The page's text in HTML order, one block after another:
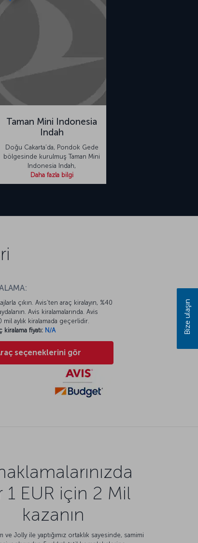
Taman Mini Indonesia
Indah
Doğu Cakarta’da, Pondok Gede
bölgesinde kurulmuş Taman Mini
Indonesia Indah,
Daha fazla bilgi
çıkın. Avis’ten araç kiralayın, %40
Avis kiralamalarında. Avis
aylık kiralamada geçerlidir.
kiralama fiyatı: N/A
seçeneklerini gör
1 EUR için 2 Mil
kazanın
ve Jolly ile yaptığımız ortaklık sayesinde, samimi
Bize ulaşın